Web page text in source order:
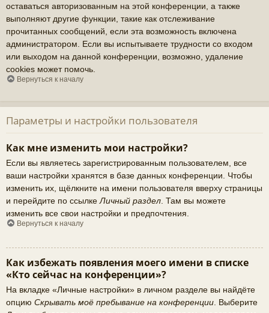
оставаться авторизованным на этой конференции, а также
выполняют другие функции, такие как отслеживание
прочитанных сообщений, если эта возможность включена
администратором. Если вы испытываете трудности со входом
или выходом на данной конференции, возможно, удаление
cookies может помочь.
Вернуться к началу
Параметры и настройки пользователя
Как мне изменить мои настройки?
Если вы являетесь зарегистрированным пользователем, все
ваши настройки хранятся в базе данных конференции. Чтобы
изменить их, щёлкните на имени пользователя вверху страницы
и перейдите по ссылкеЛичный раздел. Там вы можете
изменить все свои настройки и предпочтения.
Вернуться к началу
Как избежать появления моего имени в списке
«Кто сейчас на конференции»?
На вкладке «Личные настройки» в личном разделе вы найдёте
опцию Скрывать моё пребывание на конференции. Выберите